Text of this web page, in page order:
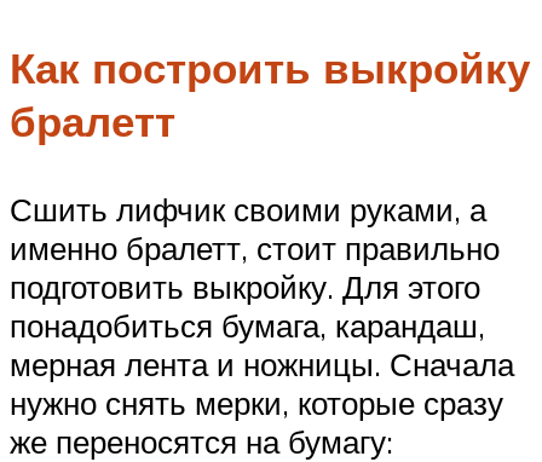
Как построить выкройку
бралетт
Сшить лифчик своими руками, а
именно бралетт, стоит правильно
подготовить выкройку. Для этого
понадобиться бумага, карандаш,
мерная лента и ножницы. Сначала
нужно снять мерки, которые сразу
же переносятся на бумагу: